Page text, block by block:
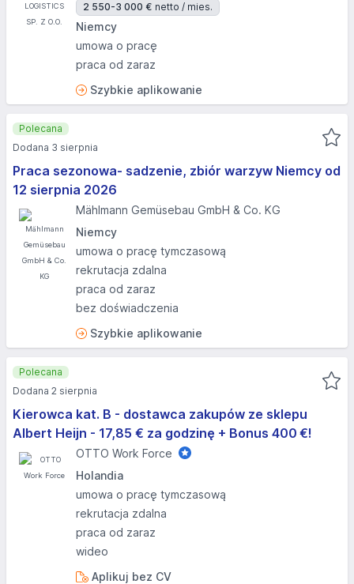
2 550-3 000 € netto / mies.
Niemcy
umowa o pracę
praca od zaraz
Szybkie aplikowanie
Praca sezonowa- sadzenie, zbiór warzyw Niemcy od
12 sierpnia 2026
Mählmann Gemüsebau GmbH & Co. KG
Niemcy
umowa o pracę tymczasową
rekrutacja zdalna
praca od zaraz
bez doświadczenia
Szybkie aplikowanie
Polecana
Dodana 3 sierpnia
Kierowca kat. B - dostawca zakupów ze sklepu
Albert Heijn - 17,85 € za godzinę + Bonus 400 €!
OTTO Work Force
Holandia
umowa o pracę tymczasową
rekrutacja zdalna
praca od zaraz
wideo
Aplikuj bez CV
Polecana
Dodana 2 sierpnia